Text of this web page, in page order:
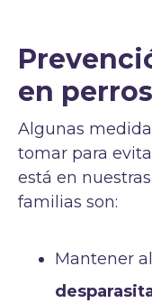
en perros
Algunas
tomar para
está en
familias son:
Mantener